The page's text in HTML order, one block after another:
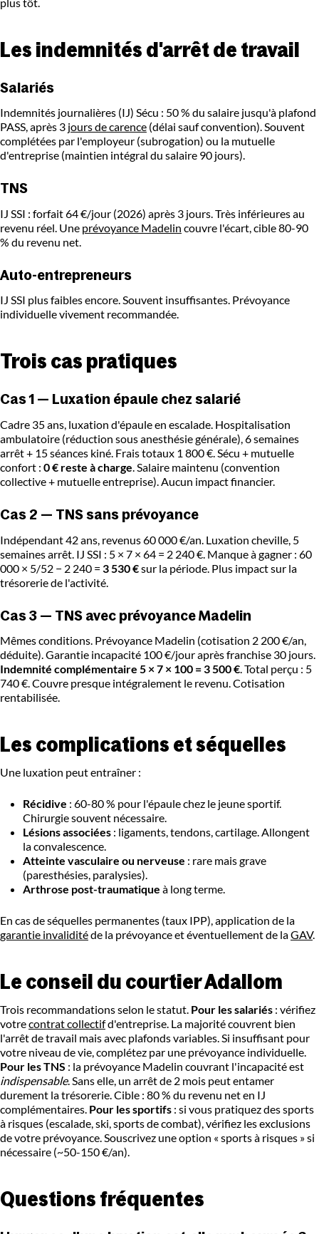
Les indemnités d'arrêt de travail
Salariés
Indemnités journalières (IJ) Sécu : 50 % du salaire jusqu'à plafond
PASS, après 3 jours de carence (délai sauf convention). Souvent
complétées par l'employeur (subrogation) ou la mutuelle
d'entreprise (maintien intégral du salaire 90 jours).
TNS
IJ SSI : forfait 64 €/jour (2026) après 3 jours. Très inférieures au
revenu réel. Une prévoyance Madelin couvre l'écart, cible 80-90
% du revenu net.
Auto-entrepreneurs
IJ SSI plus faibles encore. Souvent insuffisantes. Prévoyance
individuelle vivement recommandée.
Trois cas pratiques
Cas 1 — Luxation épaule chez salarié
Cadre 35 ans, luxation d'épaule en escalade. Hospitalisation
ambulatoire (réduction sous anesthésie générale), 6 semaines
arrêt + 15 séances kiné. Frais totaux 1 800 €. Sécu + mutuelle
confort : 0 € reste à charge. Salaire maintenu (convention
collective + mutuelle entreprise). Aucun impact financier.
Cas 2 — TNS sans prévoyance
Indépendant 42 ans, revenus 60 000 €/an. Luxation cheville, 5
semaines arrêt. IJ SSI : 5 × 7 × 64 = 2 240 €. Manque à gagner : 60
000 × 5/52 − 2 240 = 3 530 €sur la période. Plus impact sur la
trésorerie de l'activité.
Cas 3 — TNS avec prévoyance Madelin
Mêmes conditions. Prévoyance Madelin (cotisation 2 200 €/an,
déduite). Garantie incapacité 100 €/jour après franchise 30 jours.
Indemnité complémentaire 5 × 7 × 100 = 3 500 €. Total perçu : 5
740 €. Couvre presque intégralement le revenu. Cotisation
rentabilisée.
Les complications et séquelles
Une luxation peut entraîner :
Récidive : 60-80 % pour l'épaule chez le jeune sportif.
Chirurgie souvent nécessaire.
Lésions associées : ligaments, tendons, cartilage. Allongent
la convalescence.
Atteinte vasculaire ou nerveuse : rare mais grave
(paresthésies, paralysies).
Arthrose post-traumatique à long terme.
En cas de séquelles permanentes (taux IPP), application de la
garantie invaliditéde la prévoyance et éventuellement de laGAV.
Le conseil du courtier Adallom
Trois recommandations selon le statut. Pour les salariés : vérifiez
votrecontrat collectifd'entreprise. La majorité couvrent bien
l'arrêt de travail mais avec plafonds variables. Si insuffisant pour
votre niveau de vie, complétez par une prévoyance individuelle.
Pour les TNS : la prévoyance Madelin couvrant l'incapacité est
indispensable. Sans elle, un arrêt de 2 mois peut entamer
durement la trésorerie. Cible : 80 % du revenu net en IJ
complémentaires. Pour les sportifs : si vous pratiquez des sports
à risques (escalade, ski, sports de combat), vérifiez les exclusions
de votre prévoyance. Souscrivez une option « sports à risques » si
nécessaire (~50-150 €/an).
Questions fréquentes